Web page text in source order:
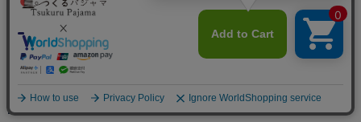
メニュー
ゴム取替口からゴムをひっぱりしばるなどし調節、
交換ができます。